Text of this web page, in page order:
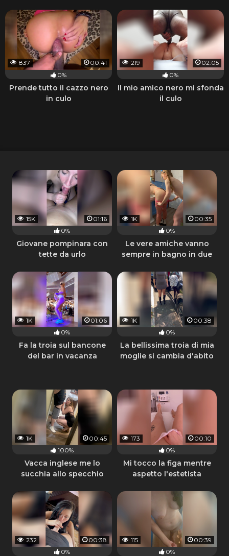
837
00:41
0%
Prende tutto il cazzo nero
in culo
219
02:05
0%
Il mio amico nero mi sfonda
il culo
15K
01:16
0%
Giovane pompinara con
tette da urlo
1K
00:35
0%
Le vere amiche vanno
sempre in bagno in due
1K
01:06
0%
Fa la troia sul bancone
del bar in vacanza
1K
00:38
0%
La bellissima troia di mia
moglie si cambia d'abito
1K
00:45
100%
Vacca inglese me lo
succhia allo specchio
173
00:10
0%
Mi tocco la figa mentre
aspetto l'estetista
232
00:38
0%
115
00:39
0%